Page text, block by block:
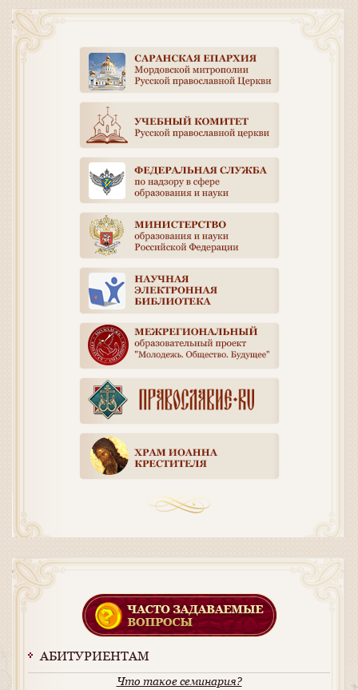
АБИТУРИЕНТАМ
Что такое семинария?